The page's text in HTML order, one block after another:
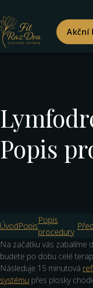
Akční
Popis
ÚvodPopis
Popis
procedury
Na začátku vás zabalíme
budete po dobu celé
Následuje 15 minutová
systému přes plosky